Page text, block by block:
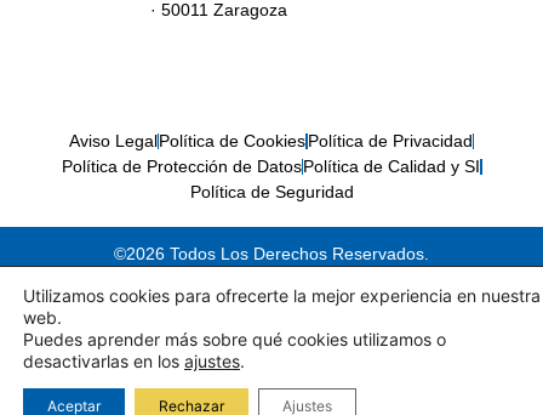
· 50011 Zaragoza
Aviso LegalPolítica de CookiesPolítica de Privacidad
Política de Protección de DatosPolítica de Calidad y SI
Política de Seguridad
©2026 Todos Los Derechos Reservados.
Utilizamos cookies para ofrecerte la mejor experiencia en nuestra
web.
Puedes aprender más sobre qué cookies utilizamos o
desactivarlas en los ajustes.
Aceptar Rechazar Ajustes